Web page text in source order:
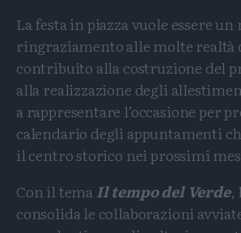
La festa in piazza vuole essere
ringraziamento alle molte realtà
contribuito alla costruzione del
alla realizzazione degli
a rappresentare l’occasione per
calendario degli appuntamenti
il centro storico nei prossimi
Con il temaIl tempo del Verde,
consolida le collaborazioni